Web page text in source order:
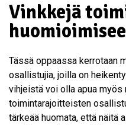
Vinkkejä
Tässä oppaassa kerrotaan
osallistujia, joilla on
vihjeistä voi olla apua myös
toimintarajoitteisten
tärkeää huomata, että näitä